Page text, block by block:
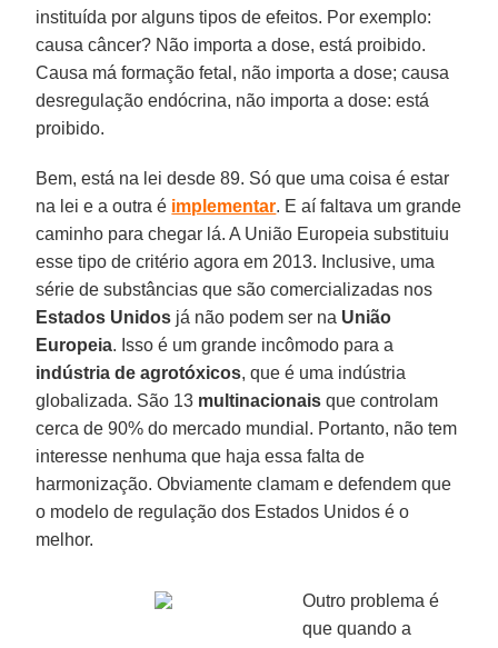
instituída por alguns tipos de efeitos. Por exemplo:
causa câncer? Não importa a dose, está proibido.
Causa má formação fetal, não importa a dose; causa
desregulação endócrina, não importa a dose: está
proibido.
Bem, está na lei desde 89. Só que uma coisa é estar
na lei e a outra é implementar. E aí faltava um grande
caminho para chegar lá. A União Europeia substituiu
esse tipo de critério agora em 2013. Inclusive, uma
série de substâncias que são comercializadas nos
Estados Unidos já não podem ser na União
Europeia. Isso é um grande incômodo para a
indústria de agrotóxicos, que é uma indústria
globalizada. São 13 multinacionais que controlam
cerca de 90% do mercado mundial. Portanto, não tem
interesse nenhuma que haja essa falta de
harmonização. Obviamente clamam e defendem que
o modelo de regulação dos Estados Unidos é o
melhor.
Outro problema é
que quando a